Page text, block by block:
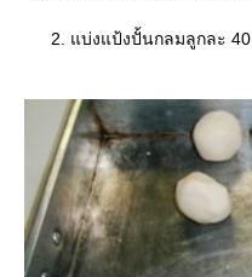
2. แบ่งแป้งปั้นกลมลูกละ